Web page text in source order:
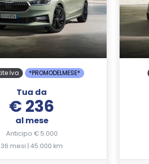
Iva *PROMODELMESE*
Tua da
€ 236
al mese
Anticipo € 5.000
36 mesi | 45.000 km